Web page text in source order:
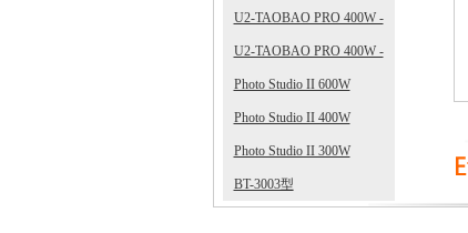
U2-TAOBAO PRO 400W -
3
U2-TAOBAO PRO 400W -
2
Photo Studio II 600W
Photo Studio II 400W
Photo Studio II 300W
BT-3003型